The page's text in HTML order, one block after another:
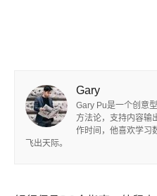
Gary
Gary Pu是一个创意
方法论，支持内容输
作时间，他喜欢学习
飞出天际。